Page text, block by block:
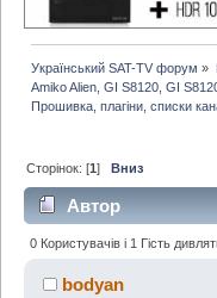
Український SAT-TV форум »
Amiko Alien, GI S8120, GI
Прошивка, плагіни, списки
Сторінок: [1]Вниз
Автор
(Прочитано 10018
0 Користувачів і 1 Гість
bodyan